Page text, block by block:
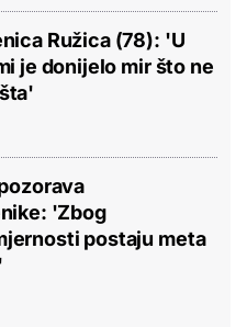
Ružica (78): 'U
je donijelo mir što ne
'Zbog
postaju meta